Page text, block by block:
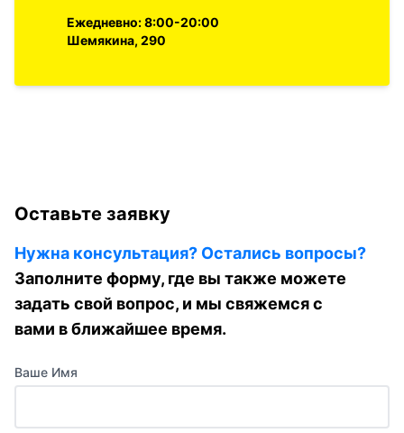
Ежедневно: 8:00-20:00
Шемякина, 290
Оставьте заявку
Нужна консультация? Остались вопросы?
Заполните форму, где вы также можете
задать свой вопрос, и мы свяжемся с
вами в ближайшее время.
Ваше Имя